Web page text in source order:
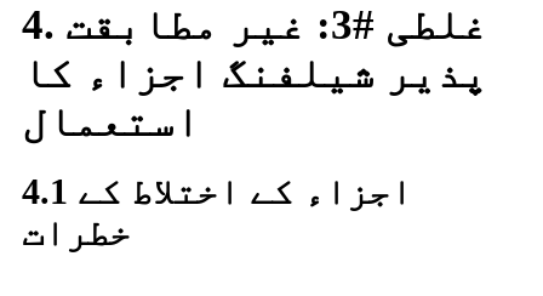
4. غلطی #3: غیر مطابقت
پذیر شیلفنگ اجزاء کا
استعمال
4.1 اجزاء کے اختلاط کے
خطرات